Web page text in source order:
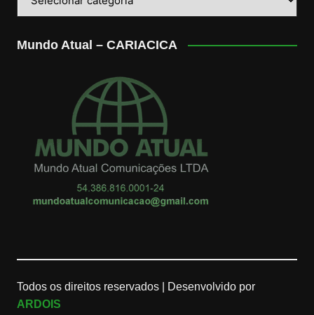
Mundo Atual – CARIACICA
Todos os direitos reservados |
Desenvolvido por
ARDOIS